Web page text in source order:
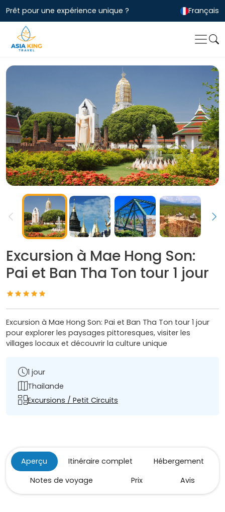
Prêt pour une expérience unique ? Français
Excursion à Mae Hong Son:
Pai et Ban Tha Ton tour 1 jour
Excursion à Mae Hong Son: Pai et Ban Tha Ton tour 1 jour
pour explorer les paysages pittoresques, visiter les
villages locaux et découvrir la culture unique
1 jour
Thailande
Excursions / Petit Circuits
Aperçu Itinéraire complet
Hébergement
Notes de voyage
Prix Avis